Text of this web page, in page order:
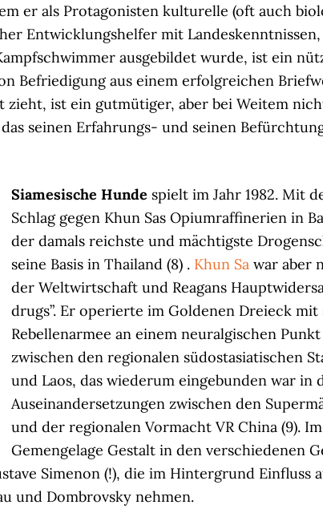
er als Protagonisten kulturelle (oft auch
Entwicklungshelfer mit
ausgebildet wurde, ist ein
Befriedigung aus einem erfolgreichen
zieht, ist ein gutmütiger, aber bei Weitem
seinen Erfahrungs- und seinen
Siamesische Hunde spielt im Jahr 1982. Mit
Schlag gegen Khun Sas Opiumraffinerien in
der damals reichste und mächtigste
seine Basis in Thailand (8) . Khun Sa war aber
der Weltwirtschaft und Reagans
drugs”. Er operierte im Goldenen Dreieck mit
Rebellenarmee an einem neuralgischen
zwischen den regionalen südostasiatischen
und Laos, das wiederum eingebunden war in
Auseinandersetzungen zwischen den
und der regionalen Vormacht VR China (9).
Gemengelage Gestalt in den verschiedenen
Simenon (!), die im Hintergrund Einfluss
und Dombrovsky nehmen.